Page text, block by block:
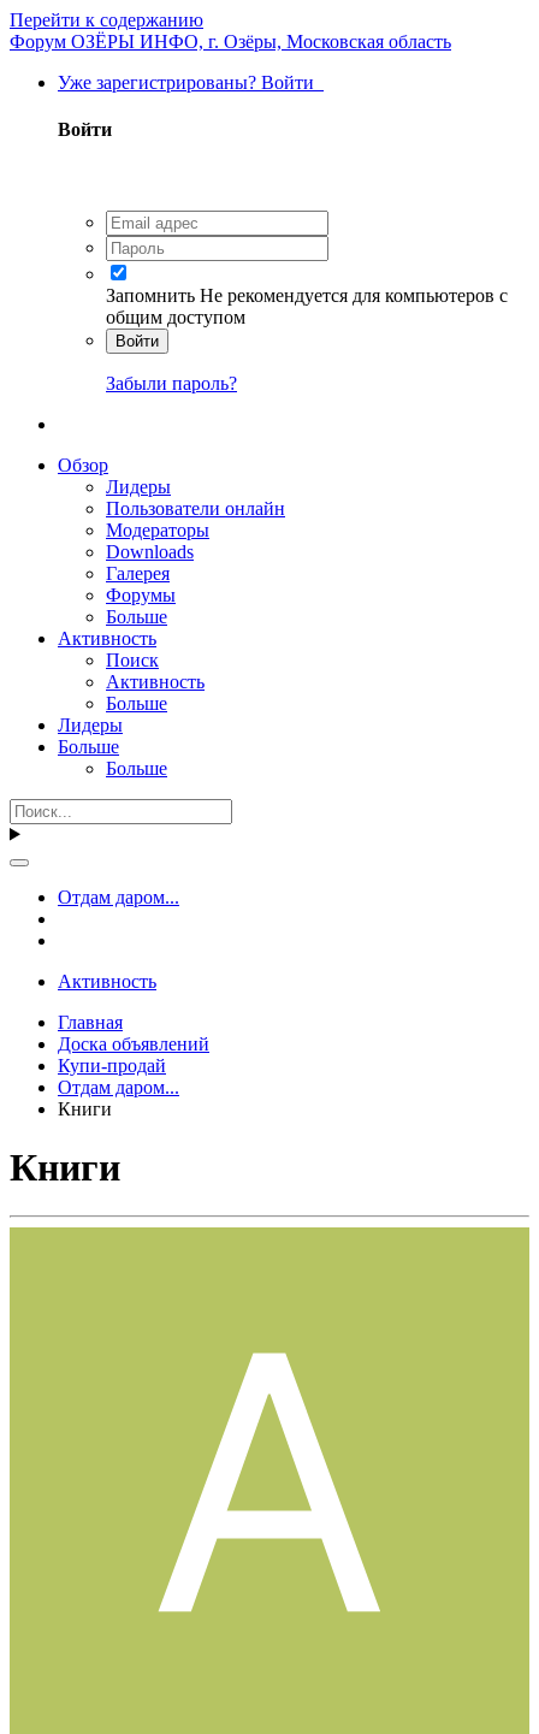
Перейти к содержанию
Форум ОЗЁРЫ ИНФО, г. Озёры, Московская область
Уже зарегистрированы? Войти
Войти
Запомнить Не рекомендуется для компьютеров с
общим доступом
Войти
Забыли пароль?
Обзор
Лидеры
Пользователи онлайн
Модераторы
Downloads
Галерея
Форумы
Больше
Активность
Поиск
Активность
Больше
Лидеры
Больше
Больше
Отдам даром...
Активность
Главная
Доска объявлений
Купи-продай
Отдам даром...
Книги
Книги